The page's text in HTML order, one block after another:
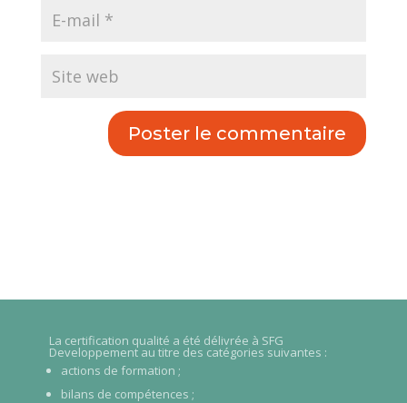
La certification qualité a été délivrée à SFG
Developpement au titre des catégories suivantes :
actions de formation ;
bilans de compétences ;